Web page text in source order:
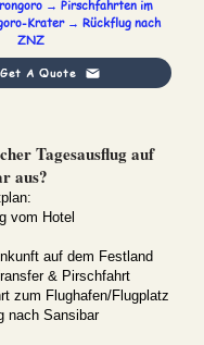
→ Pirschfahrten im
Krater → Rückflug nach
ZNZ
Get A Quote
Tagesausflug auf
aus?
vom Hotel
auf dem Festland
& Pirschfahrt
zum Flughafen/Flugplatz
nach Sansibar